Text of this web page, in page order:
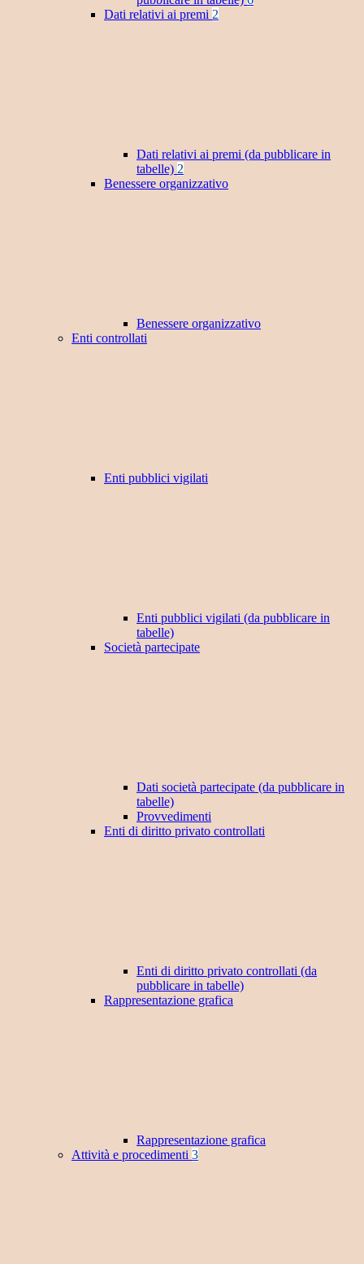
Dati relativi ai premi 2
Dati relativi ai premi (da pubblicare in
tabelle) 2
Benessere organizzativo
Benessere organizzativo
Enti controllati
Enti pubblici vigilati
Enti pubblici vigilati (da pubblicare in
tabelle)
Società partecipate
Dati società partecipate (da pubblicare in
tabelle)
Provvedimenti
Enti di diritto privato controllati
Enti di diritto privato controllati (da
pubblicare in tabelle)
Rappresentazione grafica
Rappresentazione grafica
Attività e procedimenti 3